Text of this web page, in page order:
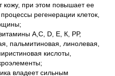
кожу, при этом повышает ее
регенерации клеток,
А,С, D, Е, К, РР,
пальмитиновая, линолевая,
кислоты,
владеет сильным